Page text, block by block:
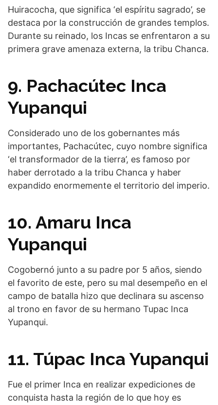
Huiracocha, que significa ‘el espíritu sagrado’, se
destaca por la construcción de grandes templos.
Durante su reinado, los Incas se enfrentaron a su
primera grave amenaza externa, la tribu Chanca.
9. Pachacútec Inca
Yupanqui
Considerado uno de los gobernantes más
importantes, Pachacútec, cuyo nombre significa
‘el transformador de la tierra’, es famoso por
haber derrotado a la tribu Chanca y haber
expandido enormemente el territorio del imperio.
10. Amaru Inca
Yupanqui
Cogobernó junto a su padre por 5 años, siendo
el favorito de este, pero su mal desempeño en el
campo de batalla hizo que declinara su ascenso
al trono en favor de su hermano Tupac Inca
Yupanqui.
11. Túpac Inca Yupanqui
Fue el primer Inca en realizar expediciones de
conquista hasta la región de lo que hoy es